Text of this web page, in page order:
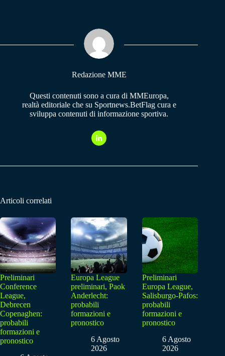
pp m
Redazione MME
Questi contenuti sono a cura di MMEuropa,
realtà editoriale che su Sportnews.BetFlag cura e
sviluppa contenuti di informazione sportiva.
Articoli correlati
Preliminari
Conference
League,
Debrecen
Copenaghen:
probabili
formazioni e
pronostico
Europa League
preliminari, Paok
Anderlecht:
probabili
formazioni e
pronostico
6 Agosto
2026
Preliminari
Europa League,
Salisburgo-Pafos:
probabili
formazioni e
pronostico
6 Agosto
2026